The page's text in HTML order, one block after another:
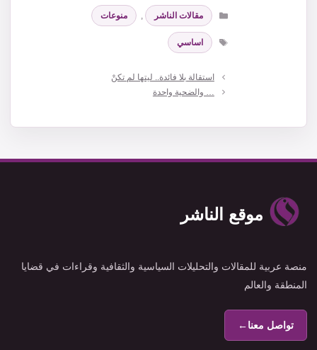
التصنيفات
مقالات الناشر ,
منوعات
الوسوم
اساسي
استقالة بلا فائدة.. ليتها لم تكنْ
… والضحية واحدة
موقع الناشر
منصة عربية للمقالات والتحليلات السياسية والثقافية وقراءات في قضايا
المنطقة والعالم
تواصل معنا←